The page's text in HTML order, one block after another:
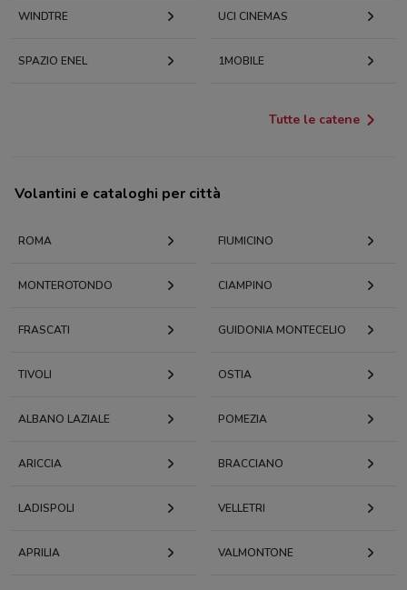
WINDTRE UCI CINEMAS
SPAZIO ENEL 1MOBILE
Tutte le catene
Volantini e cataloghi per città
ROMA FIUMICINO
MONTEROTONDO CIAMPINO
FRASCATI GUIDONIA MONTECELIO
TIVOLI OSTIA
ALBANO LAZIALE POMEZIA
ARICCIA BRACCIANO
LADISPOLI VELLETRI
APRILIA VALMONTONE